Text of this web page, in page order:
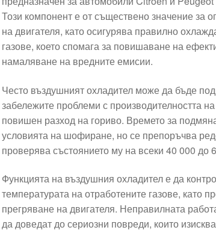
Този компонент е от съществено значение за
на двигателя, като осигурява правилно
газове, което спомага за повишаване на
намаляване на вредните емисии.
Често въздушният охладител може да бъде
забележите проблеми с производителността
повишен разход на гориво. Времето за
условията на шофиране, но се препоръчва
проверява състоянието му на всеки 40 000 до
Функцията на въздушния охладител е да
температурата на отработените газове, като
прегряване на двигателя. Неправилната
да доведат до сериозни повреди, които